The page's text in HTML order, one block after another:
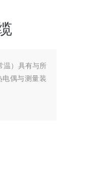
温）具有与所
偶与测量装